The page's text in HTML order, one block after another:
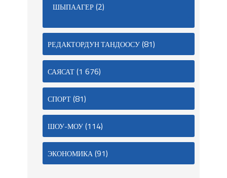
ШЫПААГЕР(2)
РЕДАКТОРДУН ТАНДООСУ(81)
САЯСАТ(1 676)
СПОРТ(81)
ШОУ-МОУ(114)
ЭКОНОМИКА(91)